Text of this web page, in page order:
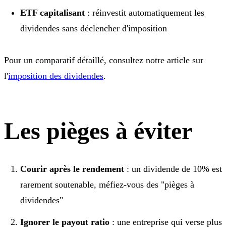
ETF capitalisant : réinvestit automatiquement les
dividendes sans déclencher d'imposition
Pour un comparatif détaillé, consultez notre article sur
l'imposition des dividendes.
Les pièges à éviter
Courir après le rendement : un dividende de 10% est
rarement soutenable, méfiez-vous des "pièges à
dividendes"
Ignorer le payout ratio : une entreprise qui verse plus